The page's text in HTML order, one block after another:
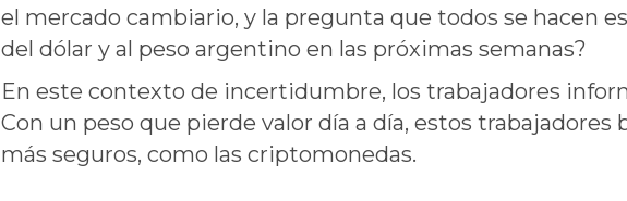
el mercado cambiario, y la pregunta que todos se hacen
del dólar y al peso argentino en las próximas semanas?
En este contexto de incertidumbre, los trabajadores
Con un peso que pierde valor día a día, estos trabajadores
más seguros, como las criptomonedas.